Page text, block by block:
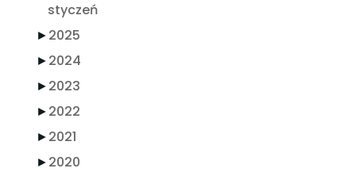
styczeń
►2025
►2024
►2023
►2022
►2021
►2020